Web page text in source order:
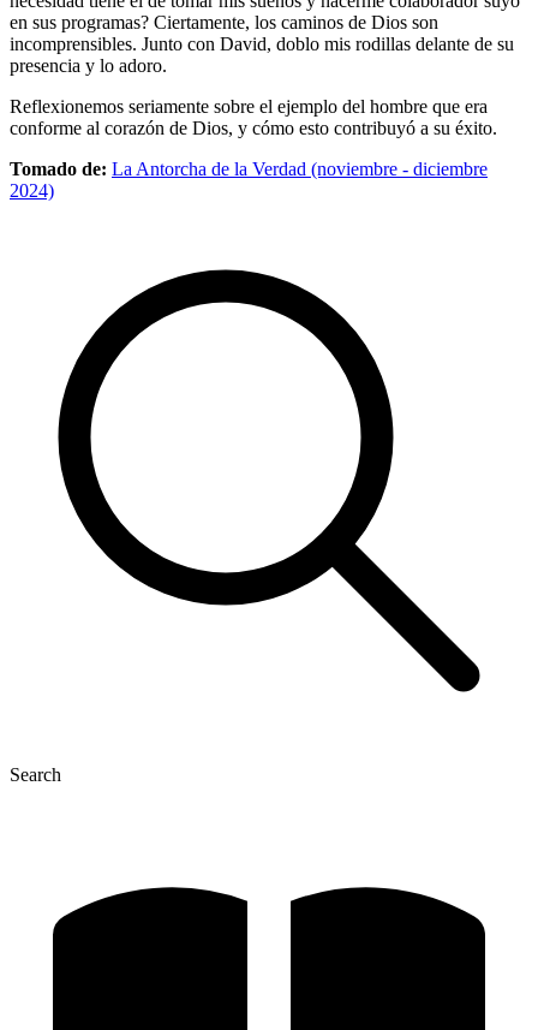
en sus programas? Ciertamente, los caminos de Dios son
incomprensibles. Junto con David, doblo mis rodillas delante de su
presencia y lo adoro.
Reflexionemos seriamente sobre el ejemplo del hombre que era
conforme al corazón de Dios, y cómo esto contribuyó a su éxito.
Tomado de: La Antorcha de la Verdad (noviembre - diciembre
2024)
Search